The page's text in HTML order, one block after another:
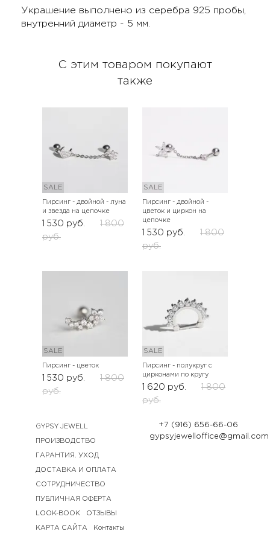
Украшение выполнено из серебра 925 пробы,
внутренний диаметр - 5 мм.
С этим товаром покупают
также
SALE
Пирсинг - двойной - луна
и звезда на цепочке
1 530 руб.
1 800
руб.
SALE
Пирсинг - двойной -
цветок и циркон на
цепочке
1 530 руб.
1 800
руб.
SALE
Пирсинг - цветок
1 530 руб.
1 800
руб.
SALE
Пирсинг - полукруг с
цирконами по кругу
1 620 руб.
1 800
руб.
GYPSY JEWELL
ПРОИЗВОДСТВО
ГАРАНТИЯ. УХОД
ДОСТАВКА И ОПЛАТА
СОТРУДНИЧЕСТВО
ПУБЛИЧНАЯ ОФЕРТА
LOOK-BOOK ОТЗЫВЫ
КАРТА САЙТА Контакты
+7 (916) 656-66-06
gypsyjewelloffice@gmail.com